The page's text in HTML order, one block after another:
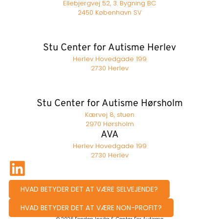
HVAD BETYDER DET AT VÆRE SELVEJENDE?
HVAD BETYDER DET AT VÆRE NON-PROFIT?
Ellebjergvej 52, 3. Bygning BC
2450 København SV
Stu Center for Autisme Herlev
Herlev Hovedgade 199
2730 Herlev
Stu Center for Autisme Hørsholm
Kærvej 8, stuen
2970 Hørsholm
AVA
Herlev Hovedgade 199
2730 Herlev